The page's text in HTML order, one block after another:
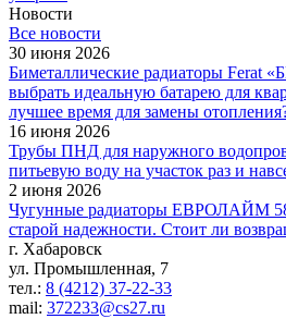
Новости
Все новости
30 июня 2026
Биметаллические радиаторы Ferat
выбрать идеальную батарею для
лучшее время для замены
16 июня 2026
Трубы ПНД для наружного
питьевую воду на участок раз и
2 июня 2026
Чугунные радиаторы ЕВРОЛАЙМ
старой надежности. Стоит ли
г. Хабаровск
ул. Промышленная, 7
тел.: 8 (4212) 37-22-33
mail: 372233@cs27.ru